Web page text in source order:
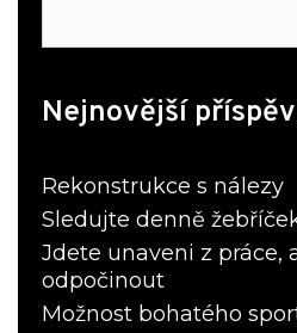
Nejnovější
Rekonstrukce s nálezy
Sledujte denně
Jdete unaveni z práce,
odpočinout
Možnost bohatého